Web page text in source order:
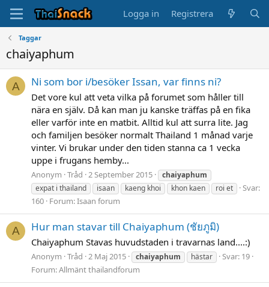
Logga in Registrera
Taggar
chaiyaphum
A Ni som bor i/besöker Issan, var finns ni?
Det vore kul att veta vilka på forumet som håller till
nära en själv. Då kan man ju kanske träffas på en fika
eller varför inte en matbit. Alltid kul att surra lite. Jag
och familjen besöker normalt Thailand 1 månad varje
vinter. Vi brukar under den tiden stanna ca 1 vecka
uppe i frugans hemby...
Anonym Tråd 2 September 2015
chaiyaphum
expat i thailand
isaan kaeng khoi khon kaen roi et
Svar:
160 Forum:Isaan forum
A Hur man stavar till Chaiyaphum (ชัยภูมิ)
Chaiyaphum Stavas huvudstaden i travarnas land....:)
Anonym Tråd 2 Maj 2015 chaiyaphum hästar
Svar: 19
Forum:Allmänt thailandforum